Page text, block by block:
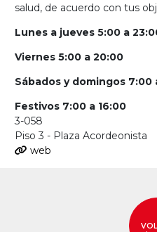
salud, de acuerdo con tus
Lunes a jueves 5:00 a
Viernes 5:00 a 20:00
Sábados y domingos 7:00
Festivos 7:00 a 16:00
3-058
Piso 3 - Plaza Acordeonista
web